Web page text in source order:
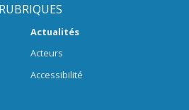
RUBRIQUES
Actualités
Acteurs
Accessibilité